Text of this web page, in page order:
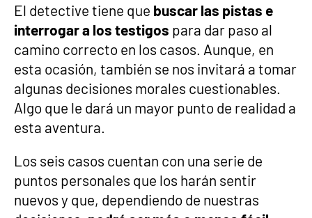
El detective tiene que buscar las pistas e
interrogar a los testigos para dar paso al
camino correcto en los casos. Aunque, en
esta ocasión, también se nos invitará a tomar
algunas decisiones morales cuestionables.
Algo que le dará un mayor punto de realidad a
esta aventura.
Los seis casos cuentan con una serie de
puntos personales que los harán sentir
nuevos y que, dependiendo de nuestras